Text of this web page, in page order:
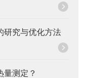
研究与优化方法
量测定？